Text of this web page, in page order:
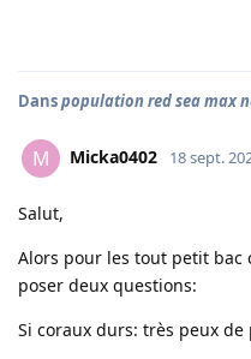
Danspopulation red sea max
M Micka0402 18 sept.
Salut,
Alors pour les tout petit bac
poser deux questions:
Si coraux durs: très peux